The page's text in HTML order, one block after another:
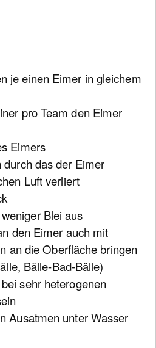
je einen Eimer in gleichem
pro Team den Eimer
Eimers
durch das der Eimer
Luft verliert
Blei aus
den Eimer auch mit
an die Oberfläche bringen
Bälle-Bad-Bälle)
sehr heterogenen
Ausatmen unter Wasser